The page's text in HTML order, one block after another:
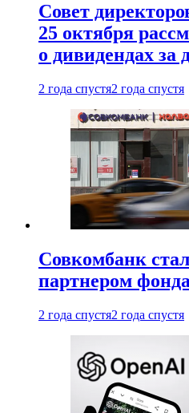
Совет
25 октября
о дивидендах за
2 года спустя2 года спустя
Совкомбанк
партнером
2 года спустя2 года спустя